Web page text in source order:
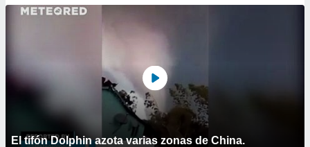
El tifón Dolphin azota varias zonas de China.